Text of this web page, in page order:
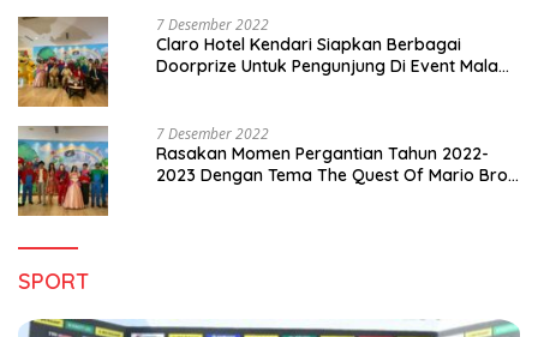
7 Desember 2022
Claro Hotel Kendari Siapkan Berbagai
Doorprize Untuk Pengunjung Di Event Malam
7 Desember 2022
Rasakan Momen Pergantian Tahun 2022-
2023 Dengan Tema The Quest Of Mario Bros
SPORT